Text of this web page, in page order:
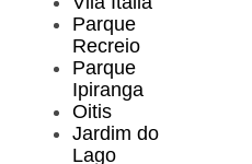
Parque
Recreio
Parque
Ipiranga
Oitis
Jardim do
Lago